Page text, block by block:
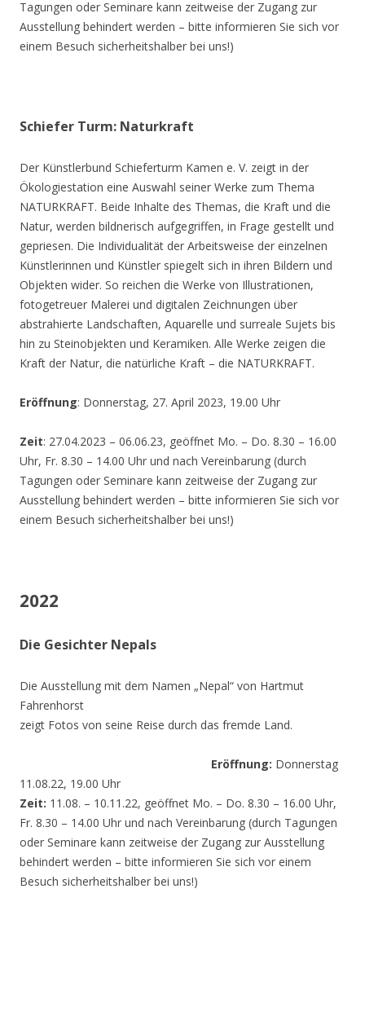
Tagungen oder Seminare kann zeitweise der Zugang zur
Ausstellung behindert werden – bitte informieren Sie sich vor
einem Besuch sicherheitshalber bei uns!)
Schiefer Turm: Naturkraft
Der Künstlerbund Schieferturm Kamen e. V. zeigt in der
Ökologiestation eine Auswahl seiner Werke zum Thema
NATURKRAFT. Beide Inhalte des Themas, die Kraft und die
Natur, werden bildnerisch aufgegriffen, in Frage gestellt und
gepriesen. Die Individualität der Arbeitsweise der einzelnen
Künstlerinnen und Künstler spiegelt sich in ihren Bildern und
Objekten wider. So reichen die Werke von Illustrationen,
fotogetreuer Malerei und digitalen Zeichnungen über
abstrahierte Landschaften, Aquarelle und surreale Sujets bis
hin zu Steinobjekten und Keramiken. Alle Werke zeigen die
Kraft der Natur, die natürliche Kraft – die NATURKRAFT.
Eröffnung: Donnerstag, 27. April 2023, 19.00 Uhr
Zeit: 27.04.2023 – 06.06.23, geöffnet Mo. – Do. 8.30 – 16.00
Uhr, Fr. 8.30 – 14.00 Uhr und nach Vereinbarung (durch
Tagungen oder Seminare kann zeitweise der Zugang zur
Ausstellung behindert werden – bitte informieren Sie sich vor
einem Besuch sicherheitshalber bei uns!)
2022
Die Gesichter Nepals
Die Ausstellung mit dem Namen „Nepal“ von Hartmut
Fahrenhorst
zeigt Fotos von seine Reise durch das fremde Land.
Eröffnung: Donnerstag
11.08.22, 19.00 Uhr
Zeit: 11.08. – 10.11.22, geöffnet Mo. – Do. 8.30 – 16.00 Uhr,
Fr. 8.30 – 14.00 Uhr und nach Vereinbarung (durch Tagungen
oder Seminare kann zeitweise der Zugang zur Ausstellung
behindert werden – bitte informieren Sie sich vor einem
Besuch sicherheitshalber bei uns!)